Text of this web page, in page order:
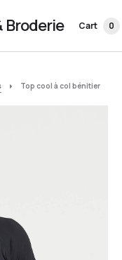
Broderie Cart 0
Top cool à col bénitier